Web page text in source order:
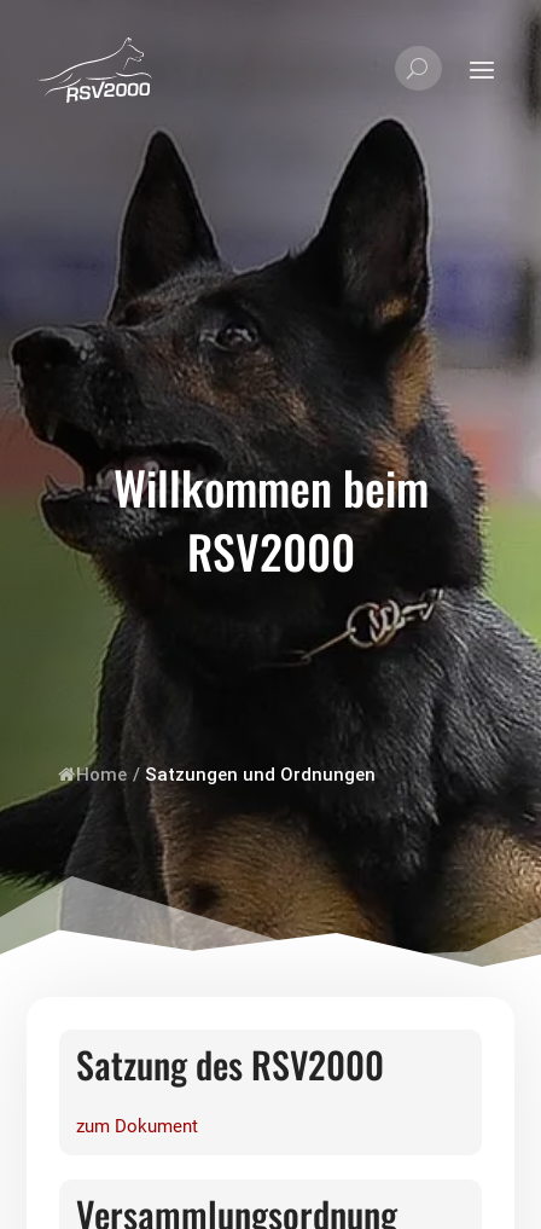
Willkommen beim
RSV2000
Home / Satzungen und Ordnungen
Satzung des RSV2000
zum Dokument
Versammlungsordnung